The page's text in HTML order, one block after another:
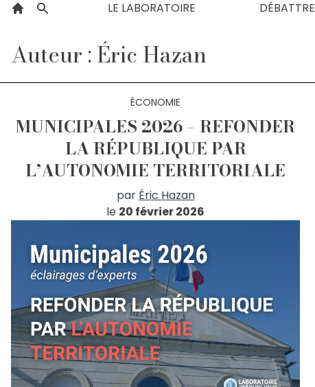
LE LABORATOIRE DÉBATTRE
Auteur : Éric Hazan
ÉCONOMIE
MUNICIPALES 2026 – REFONDER
LA RÉPUBLIQUE PAR
L’AUTONOMIE TERRITORIALE
par Éric Hazan
le 20 février 2026